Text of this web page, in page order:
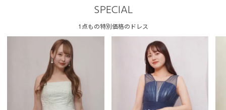
SPECIAL
1点もの特別価格のドレス